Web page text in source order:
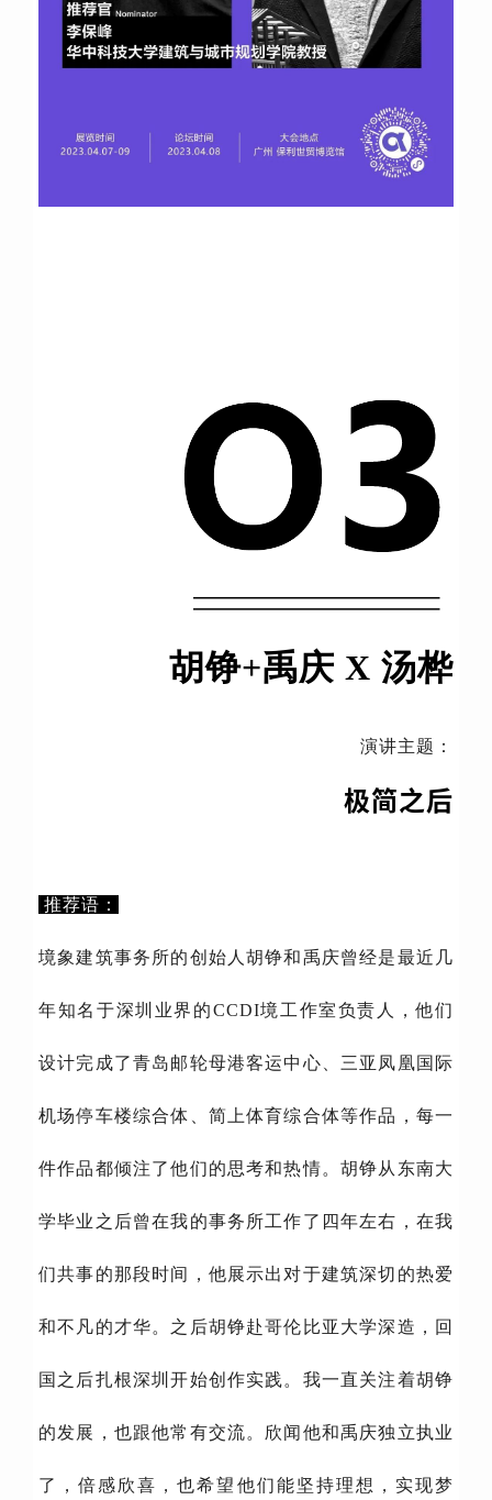
胡铮+禹庆 X 汤桦
演讲主题：
极简之后
推荐语：
境象建筑事务所的创始人胡铮和禹庆曾经是最近几
年知名于深圳业界的CCDI境工作室负责人，他们
设计完成了青岛邮轮母港客运中心、三亚凤凰国际
机场停车楼综合体、简上体育综合体等作品，每一
件作品都倾注了他们的思考和热情。胡铮从东南大
学毕业之后曾在我的事务所工作了四年左右，在我
们共事的那段时间，他展示出对于建筑深切的热爱
和不凡的才华。之后胡铮赴哥伦比亚大学深造，回
国之后扎根深圳开始创作实践。我一直关注着胡铮
的发展，也跟他常有交流。欣闻他和禹庆独立执业
了，倍感欣喜，也希望他们能坚持理想，实现梦